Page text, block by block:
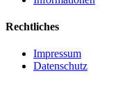
Rechtliches
Impressum
Datenschutz